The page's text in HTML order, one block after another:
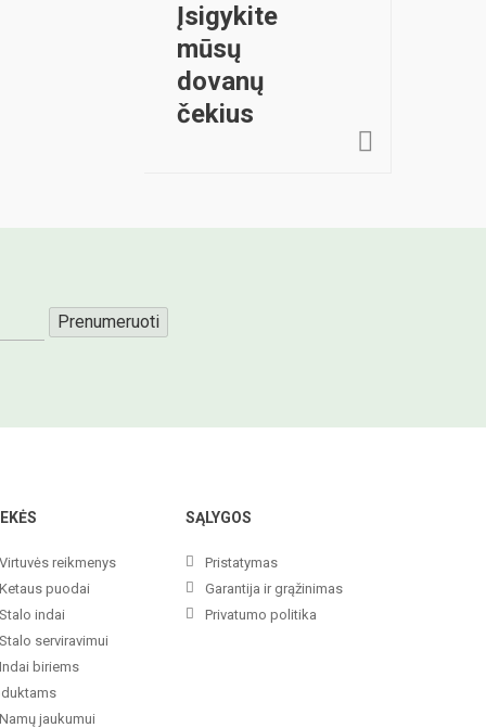
Įsigykite
mūsų
dovanų
čekius
Prenumeruoti
Virtuvės reikmenys
Ketaus puodai
Stalo indai
Stalo serviravimui
Indai biriems
Namų jaukumui
SĄLYGOS
Pristatymas
Garantija ir grąžinimas
Privatumo politika